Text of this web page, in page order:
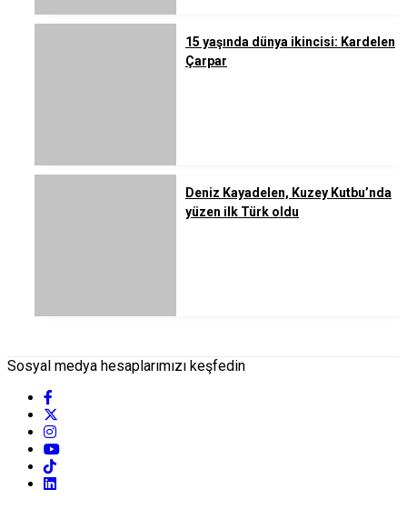
15 yaşında dünya ikincisi: Kardelen
Çarpar
Deniz Kayadelen, Kuzey Kutbu’nda
yüzen ilk Türk oldu
Sosyal medya hesaplarımızı keşfedin